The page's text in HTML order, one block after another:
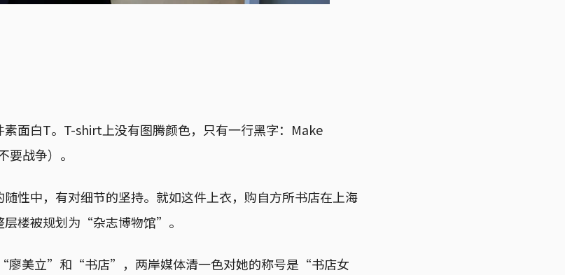
面白T。T-shirt上没有图腾颜色，只有一行黑字：Make
战争）。
性中，有对细节的坚持。就如这件上衣，购自方所书店在上海
楼被规划为“杂志博物馆”。
廖美立”和“书店”，两岸媒体清一色对她的称号是“书店女